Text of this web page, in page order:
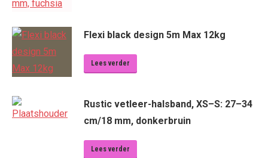
Flexi black design 5m Max 12kg
Lees verder
Rustic vetleer-halsband, XS–S: 27–34
cm/18 mm, donkerbruin
Lees verder